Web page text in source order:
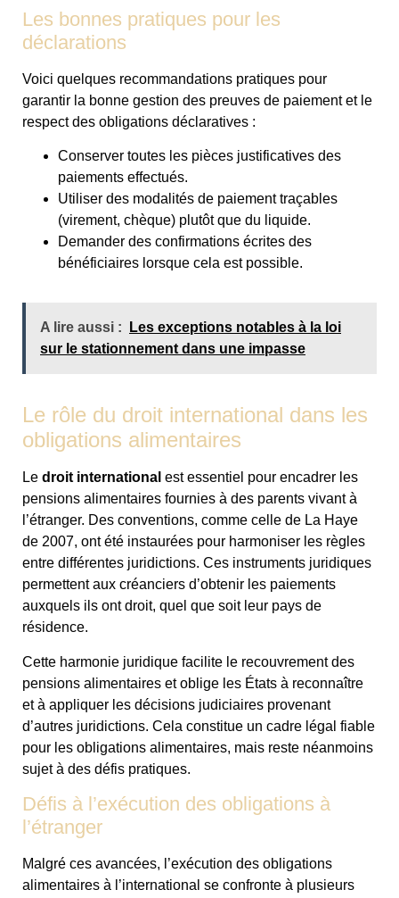
Les bonnes pratiques pour les
déclarations
Voici quelques recommandations pratiques pour
garantir la bonne gestion des preuves de paiement et le
respect des obligations déclaratives :
Conserver toutes les pièces justificatives des
paiements effectués.
Utiliser des modalités de paiement traçables
(virement, chèque) plutôt que du liquide.
Demander des confirmations écrites des
bénéficiaires lorsque cela est possible.
A lire aussi :
Les exceptions notables à la loi
sur le stationnement dans une impasse
Le rôle du droit international dans les
obligations alimentaires
Le droit international est essentiel pour encadrer les
pensions alimentaires fournies à des parents vivant à
l’étranger. Des conventions, comme celle de La Haye
de 2007, ont été instaurées pour harmoniser les règles
entre différentes juridictions. Ces instruments juridiques
permettent aux créanciers d’obtenir les paiements
auxquels ils ont droit, quel que soit leur pays de
résidence.
Cette harmonie juridique facilite le recouvrement des
pensions alimentaires et oblige les États à reconnaître
et à appliquer les décisions judiciaires provenant
d’autres juridictions. Cela constitue un cadre légal fiable
pour les obligations alimentaires, mais reste néanmoins
sujet à des défis pratiques.
Défis à l’exécution des obligations à
l’étranger
Malgré ces avancées, l’exécution des obligations
alimentaires à l’international se confronte à plusieurs